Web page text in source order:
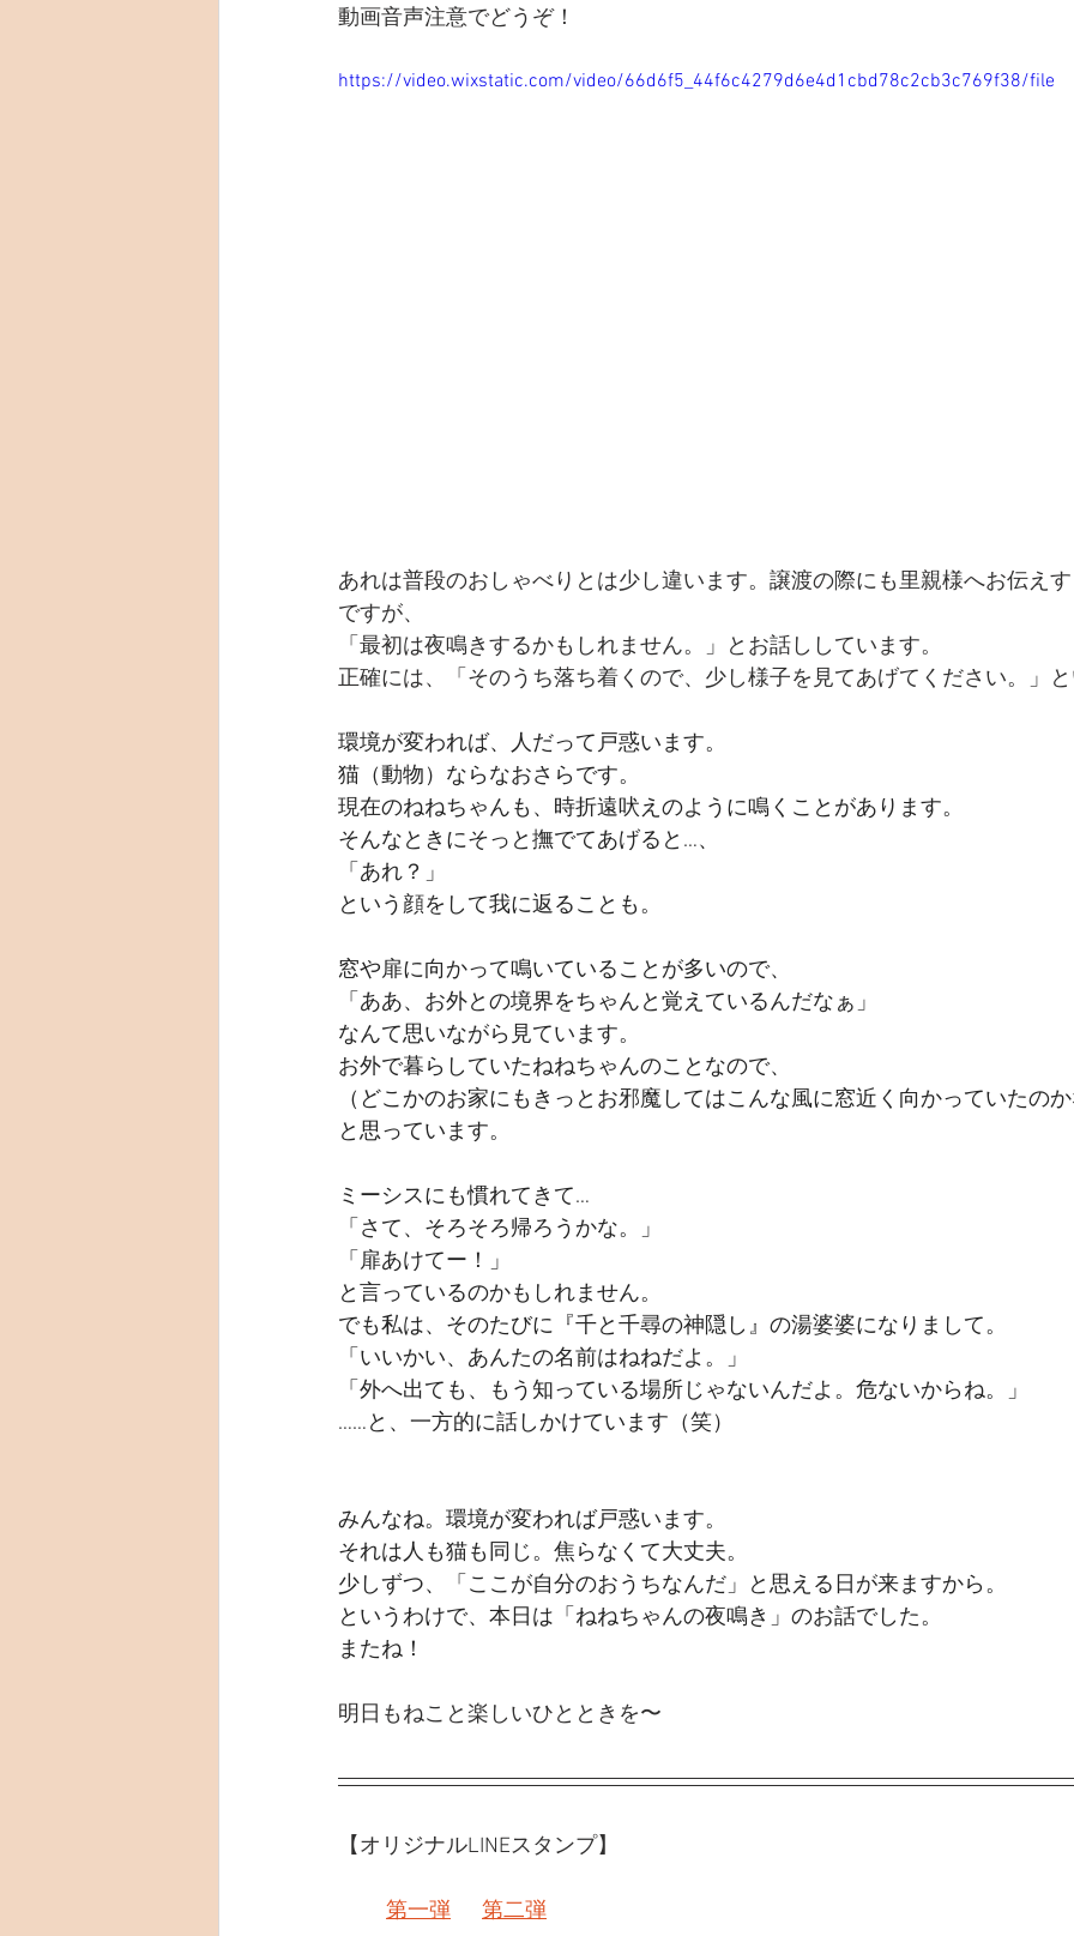
動画音声注意でどうぞ！
https://video.wixstatic.com/video/66d6f5_44f6c4279d6e4d1cbd78c2cb3c769f38/file
あれは普段のおしゃべりとは少し違います。譲渡の際にも里親様へお伝え
ですが、
「最初は夜鳴きするかもしれません。」とお話ししています。
正確には、「そのうち落ち着くので、少し様子を見てあげてください。」
環境が変われば、人だって戸惑います。
猫（動物）ならなおさらです。
現在のねねちゃんも、時折遠吠えのように鳴くことがあります。
そんなときにそっと撫でてあげると…、
「あれ？」
という顔をして我に返ることも。
窓や扉に向かって鳴いていることが多いので、
「ああ、お外との境界をちゃんと覚えているんだなぁ」
なんて思いながら見ています。
お外で暮らしていたねねちゃんのことなので、
（どこかのお家にもきっとお邪魔してはこんな風に窓近く向かっていたの
と思っています。
ミーシスにも慣れてきて…
「さて、そろそろ帰ろうかな。」
「扉あけてー！」
と言っているのかもしれません。
でも私は、そのたびに『千と千尋の神隠し』の湯婆婆になりまして。
「いいかい、あんたの名前はねねだよ。」
「外へ出ても、もう知っている場所じゃないんだよ。危ないからね。」
……と、一方的に話しかけています（笑）
みんなね。 環境が変われば戸惑います。
それは人も猫も同じ。 焦らなくて大丈夫。
少しずつ、「ここが自分のおうちなんだ」と思える日が来ますから。
というわけで、本日は「ねねちゃんの夜鳴き」のお話でした。
またね！
明日もねこと楽しいひとときを〜
【オリジナルLINEスタンプ】
第一弾 第二弾